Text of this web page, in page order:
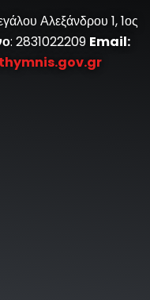
Αλεξάνδρου 1, 1ος
: 2831022209 Email: